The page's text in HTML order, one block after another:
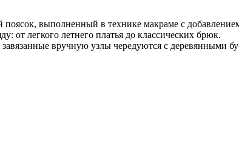
выполненный в технике макраме с
от легкого летнего платья до классических брюк.
вручную узлы чередуются с деревянными